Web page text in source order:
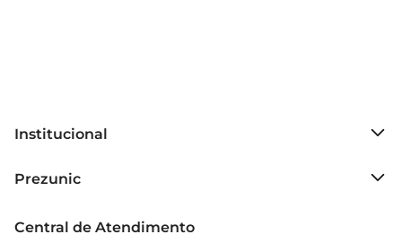
tecidos, proporcionando proteção enquanto
roupas em perfeito estado por mais tempo.
Institucional
Grupo Cencosud
Política de Privacidade
Prezunic
Código de Ética
Central de Atendimento